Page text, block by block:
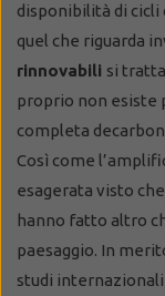
disponibilità di cicli
quel che riguarda
rinnovabili si
proprio non esiste
completa
Così come
esagerata visto
hanno fatto altro
paesaggio. In
studi